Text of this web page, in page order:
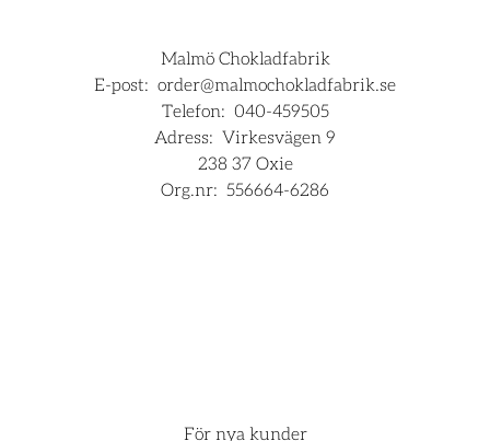
Malmö Chokladfabrik
E-post: order@malmochokladfabrik.se
Telefon: 040-459505
Adress: Virkesvägen 9
238 37 Oxie
Org.nr:
556664-6286
För nya kunder